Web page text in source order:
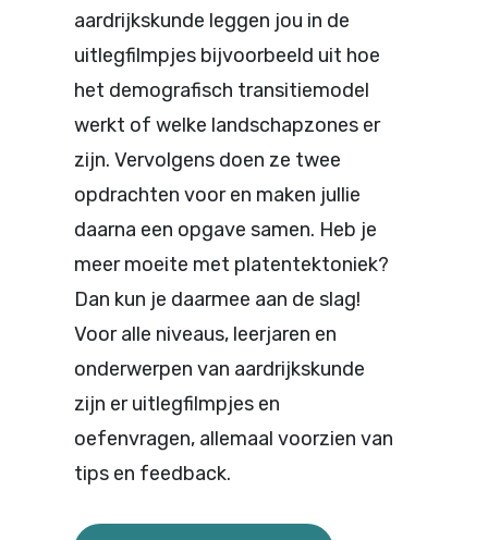
aardrijkskunde leggen jou in de
uitlegfilmpjes bijvoorbeeld uit hoe
het demografisch transitiemodel
werkt of welke landschapzoneser
zijn. Vervolgens doen ze twee
opdrachten voor en maken jullie
daarna een opgave samen. Heb je
meer moeite met platentektoniek?
Dan kun je daarmee aan de slag!
Voor alle niveaus, leerjaren en
onderwerpen van aardrijkskunde
zijn eruitlegfilmpjes en
oefenvragen, allemaal voorzien van
tips en feedback.